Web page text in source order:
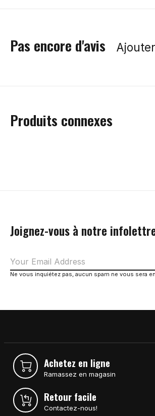
Pas encore d'avis
Produits connexes
Joignez-vous à notre
Ne vous inquiétez pas, aucun spam ne vous sera
Achetez en ligne
Ramassez en magasin
Retour facile
Contactez-nous!